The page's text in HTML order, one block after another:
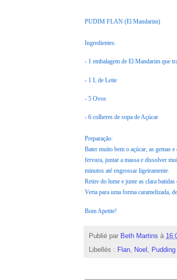
PUDIM FLAN (El Mandarim)
Ingredientes:
- 1 embalagem de El Mandarim que
- 1 L de Leite
- 5 Ovos
- 6 colheres de sopa de Açúcar
Preparação:
Bater muito bem o açúcar, as gemas
fervura, juntar a massa e dissolver
minutos até engrossar ligeiramente.
Retire do lume e junte as clara
Verta para uma forma caramelizada,
Bom Apetite!
Publié par Beth Martins à
Libellés : Flan, Noel ,